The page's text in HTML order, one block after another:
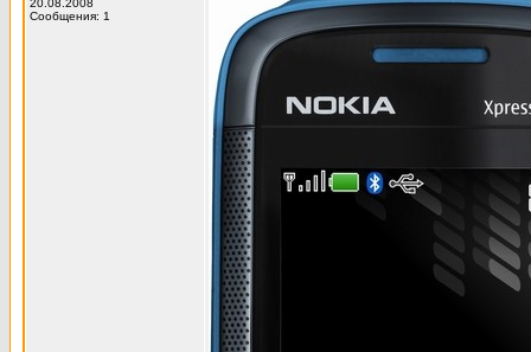
20.08.2008
Сообщения: 1